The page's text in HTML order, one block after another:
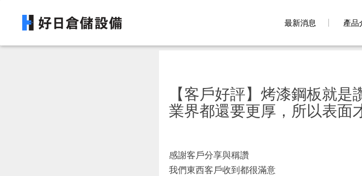
最新消息 產品
【客戶好評】烤漆鋼板就
業界都還要更厚，所以表面
感謝客戶分享與稱讚
我們東西客戶收到都很滿意